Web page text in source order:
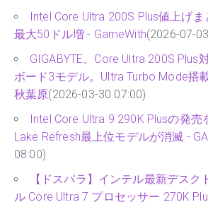
Intel Core Ultra 200S Plus値上げ
最大50ドル増 - GameWith(2026-07-
GIGABYTE、Core Ultra 200S Plus
ボード3モデル。Ultra Turbo Mode搭
秋葉原(2026-03-30 07:00)
Intel Core Ultra 9 290K Plusの発
Lake Refresh最上位モデルが消滅 -
08:00)
【ドスパラ】インテル最新デスク
ル Core Ultra 7 プロセッサー 270K